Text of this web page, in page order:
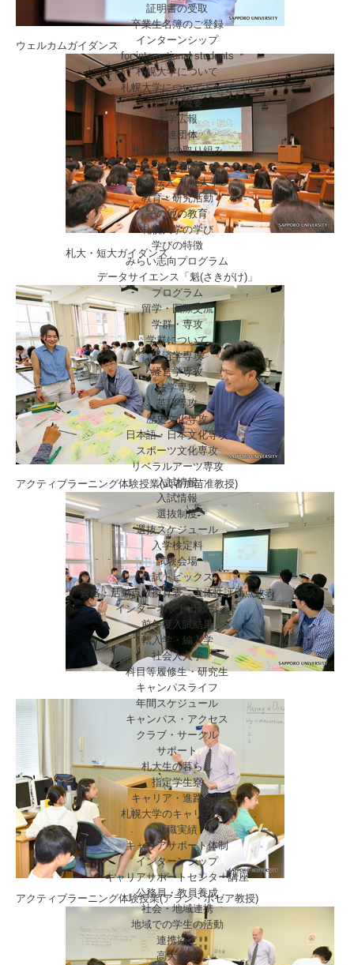
証明書の受取
卒業生名簿のご登録
インターンシップ
for internationalstudents
札幌大学について
札幌大学についてトップ
大学の概要
大学広報
関連団体
札幌大学の取り組み
施設案内
学校法人 札幌大学
教育・研究活動
その他の教育
札幌大学の学び
学びの特徴
みらい志向プログラム
データサイエンス「魁(さきがけ)」
プログラム
留学・国際交流
学群・専攻
学群について
経済学専攻
経営学専攻
法学専攻
英語専攻
歴史文化専攻
日本語・日本文化専攻
スポーツ文化専攻
リベラルアーツ専攻
入試情報
入試情報
選抜制度
選抜スケジュール
入学検定料
試験会場
入試トピックス
資格・活動点数換算表、主体性評価点数表
インターネット出願ガイド
前年度入試結果
転入学・編入学
社会人入学
科目等履修生・研究生
キャンパスライフ
年間スケジュール
キャンパス・アクセス
クラブ・サークル
サポート
札大生の暮らし
指定学生寮
キャリア・進路支援
札幌大学のキャリア支援
就職実績
キャリアサポート体制
インターンシップ
キャリアサポートセンター講座
公務員・教員養成
社会・地域連携
地域での学生の活動
連携協定
高大連携
ウェルカムガイダンス
札大・短大ガイダンス
アクティブラーニング体験授業(武者加苗准教授)
アクティブラーニング体験授業(アラン・ボゼア教授)